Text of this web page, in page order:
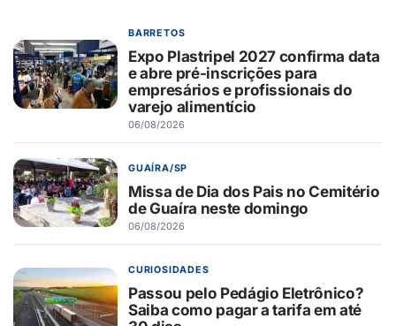
BARRETOS
Expo Plastripel 2027 confirma data
e abre pré-inscrições para
empresários e profissionais do
varejo alimentício
06/08/2026
GUAÍRA/SP
Missa de Dia dos Pais no Cemitério
de Guaíra neste domingo
06/08/2026
CURIOSIDADES
Passou pelo Pedágio Eletrônico?
Saiba como pagar a tarifa em até